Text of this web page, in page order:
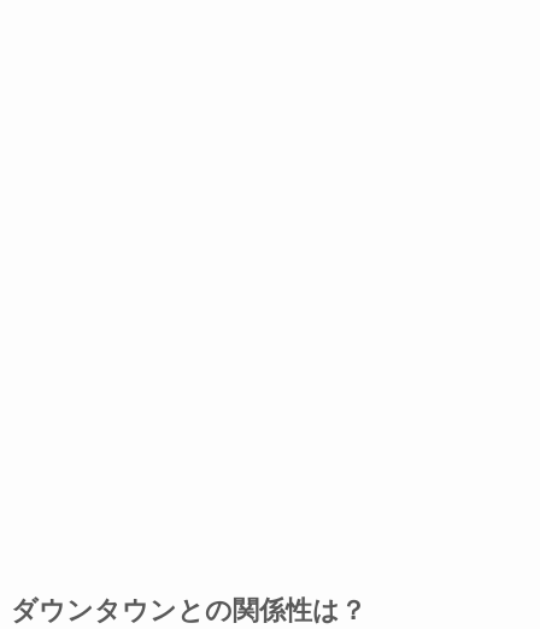
ダウンタウンとの関係性は？